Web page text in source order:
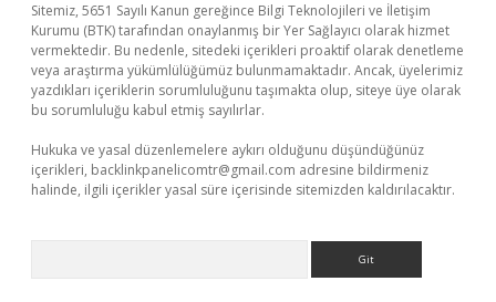
Sitemiz, 5651 Sayılı Kanun gereğince Bilgi Teknolojileri ve İletişim
Kurumu (BTK) tarafından onaylanmış bir Yer Sağlayıcı olarak hizmet
vermektedir. Bu nedenle, sitedeki içerikleri proaktif olarak denetleme
veya araştırma yükümlülüğümüz bulunmamaktadır. Ancak, üyelerimiz
yazdıkları içeriklerin sorumluluğunu taşımakta olup, siteye üye olarak
bu sorumluluğu kabul etmiş sayılırlar.
Hukuka ve yasal düzenlemelere aykırı olduğunu düşündüğünüz
içerikleri, backlinkpanelicomtr@gmail.com adresine bildirmeniz
halinde, ilgili içerikler yasal süre içerisinde sitemizden kaldırılacaktır.